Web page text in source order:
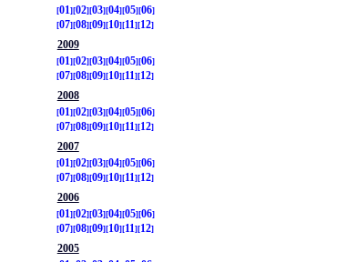
01
02 03 04 05 06
07 08 09 10 11
12
2009
01
02 03 04 05 06
07 08 09 10 11
12
2008
01
02 03 04 05 06
07 08 09 10 11
12
2007
01
02 03 04 05 06
07 08 09 10 11
12
2006
01
02 03 04 05 06
07 08 09 10 11
12
2005